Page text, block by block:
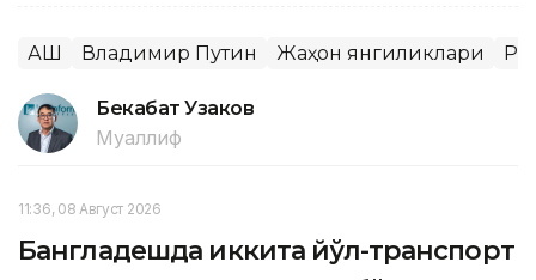
АҚШ Владимир Путин Жаҳон янгиликлари
Бекабат Узаков
Муаллиф
11:36, 08 Август 2026
Бангладешда иккита йўл-транспорт